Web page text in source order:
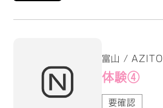
富山 / AZITO
体験④
要確認